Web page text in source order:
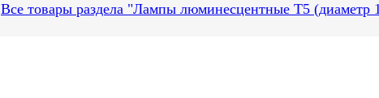
Все товары раздела "Лампы люминесцентные T5 (диаметр